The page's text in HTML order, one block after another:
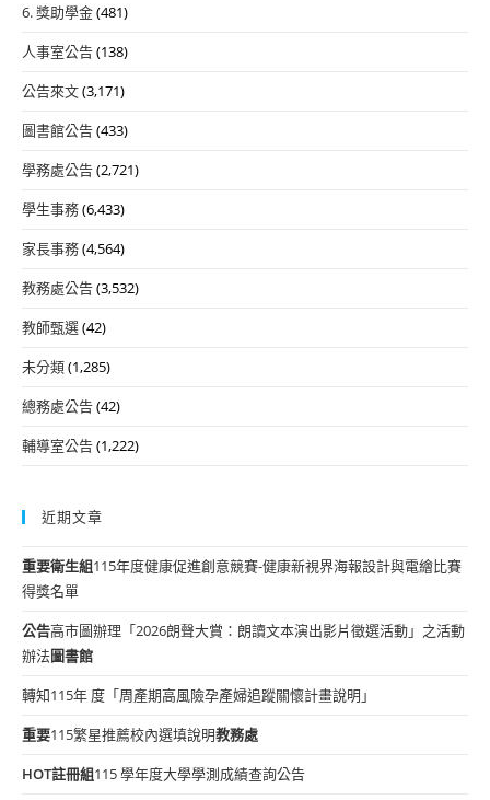
6. 獎助學金(481)
人事室公告(138)
公告來文(3,171)
圖書館公告(433)
學務處公告(2,721)
學生事務(6,433)
家長事務(4,564)
教務處公告(3,532)
教師甄選(42)
未分類(1,285)
總務處公告(42)
輔導室公告(1,222)
近期文章
重要衛生組115年度健康促進創意競賽-健康新視界海報設計與電繪比賽
得獎名單
公告高市圖辦理「2026朗聲大賞：朗讀文本演出影片徵選活動」之活動
辦法圖書館
轉知115年 度「周產期高風險孕產婦追蹤關懷計畫說明」
重要115繁星推薦校內選填說明教務處
HOT註冊組115 學年度大學學測成績查詢公告